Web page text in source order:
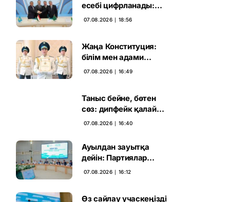
есебі цифрланады:
Орталық Азия ортақ
07.08.2026 ∣ 18:56
Жаңа Конституция:
білім мен адами
капиталға салынған
07.08.2026 ∣ 16:49
Таныс бейне, бөтен
сөз: дипфейк қалай
жұмыс істейді
07.08.2026 ∣ 16:40
Ауылдан зауытқа
дейін: Партиялар
сайлаушымен бетпе-
07.08.2026 ∣ 16:12
Өз сайлау учаскеңізді